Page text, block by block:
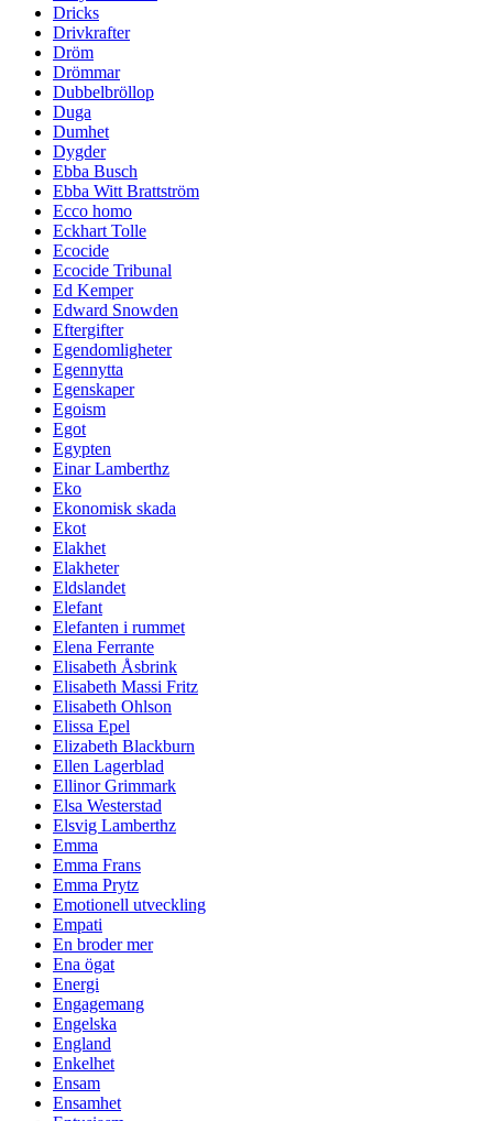
Dricks
Drivkrafter
Dröm
Drömmar
Dubbelbröllop
Duga
Dumhet
Dygder
Ebba Busch
Ebba Witt Brattström
Ecco homo
Eckhart Tolle
Ecocide
Ecocide Tribunal
Ed Kemper
Edward Snowden
Eftergifter
Egendomligheter
Egennytta
Egenskaper
Egoism
Egot
Egypten
Einar Lamberthz
Eko
Ekonomisk skada
Ekot
Elakhet
Elakheter
Eldslandet
Elefant
Elefanten i rummet
Elena Ferrante
Elisabeth Åsbrink
Elisabeth Massi Fritz
Elisabeth Ohlson
Elissa Epel
Elizabeth Blackburn
Ellen Lagerblad
Ellinor Grimmark
Elsa Westerstad
Elsvig Lamberthz
Emma
Emma Frans
Emma Prytz
Emotionell utveckling
Empati
En broder mer
Ena ögat
Energi
Engagemang
Engelska
England
Enkelhet
Ensam
Ensamhet